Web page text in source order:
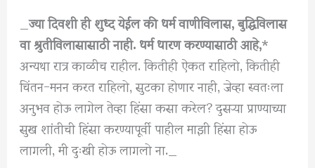
_ज्या दिवशी ही शुध्द येईल की धर्म वाणीविलास, बुद्धिविलास
वा श्रुतीविलासासाठी नाही. धर्म धारण करण्यासाठी आहे,*
अन्यथा रात्र काळीच राहील. कितीही ऐकत राहिलो, कितीही
चिंतन-मनन करत राहिलो, सुटका होणार नाही, जेव्हा स्वतःला
अनुभव होऊ लागेल तेव्हा हिंसा कसा करेल? दुसऱ्या प्राण्याच्या
सुख शांतीची हिंसा करण्यापूर्वी पाहील माझी हिंसा होऊ
लागली, मी दुःखी होऊ लागलो ना._